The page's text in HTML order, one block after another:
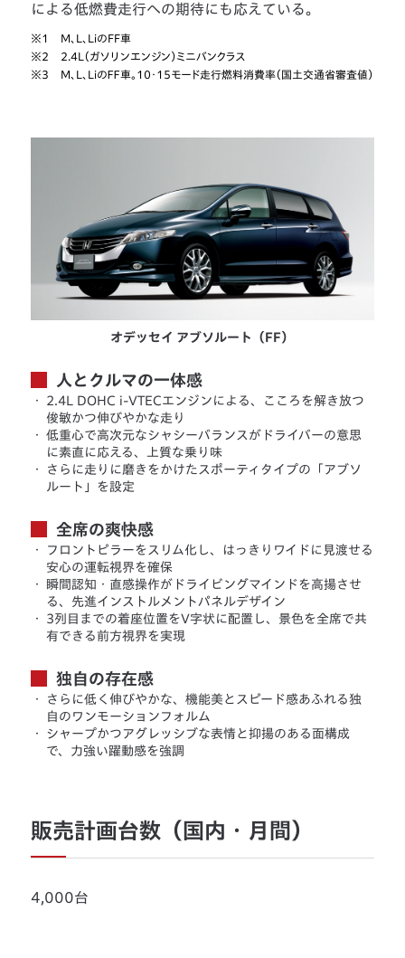
による低燃費走行への期待にも応えている。
※1
M、L、LiのFF車
※2
2.4L（ガソリンエンジン）ミニバンクラス
※3
M、L、LiのＦＦ車。10・15モード走行燃料消費率（国土交通省審査値）
オデッセイ アブソルート（FF）
人とクルマの一体感
・
2.4L DOHC i-VTECエンジンによる、こころを解き放つ
俊敏かつ伸びやかな走り
・
低重心で高次元なシャシーバランスがドライバーの意思
に素直に応える、上質な乗り味
・
さらに走りに磨きをかけたスポーティタイプの「アブソ
ルート」を設定
全席の爽快感
・
フロントピラーをスリム化し、はっきりワイドに見渡せる
安心の運転視界を確保
・
瞬間認知・直感操作がドライビングマインドを高揚させ
る、先進インストルメントパネルデザイン
・
3列目までの着座位置をV字状に配置し、景色を全席で共
有できる前方視界を実現
独自の存在感
・
さらに低く伸びやかな、機能美とスピード感あふれる独
自のワンモーションフォルム
・
シャープかつアグレッシブな表情と抑揚のある面構成
で、力強い躍動感を強調
販売計画台数（国内・月間）
4,000台